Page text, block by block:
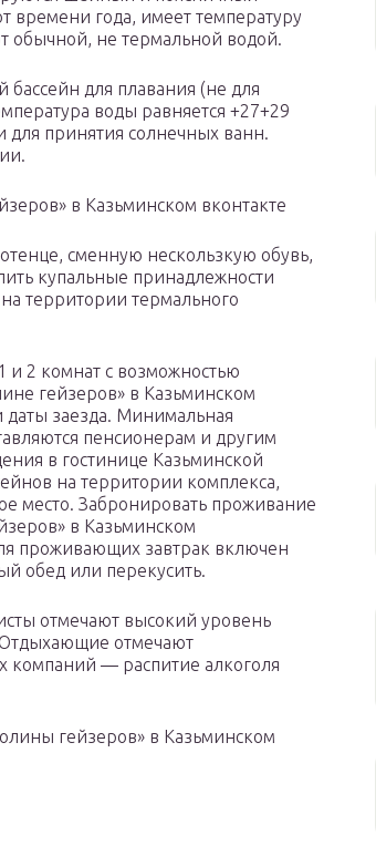
времени года, имеет температуру
обычной, не термальной водой.
для плавания (не для
воды равняется +27+29
для принятия солнечных ванн.
в Казьминском вконтакте
сменную нескользкую обувь,
купальные принадлежности
территории термального
и 2 комнат с возможностью
гейзеров» в Казьминском
даты заезда. Минимальная
пенсионерам и другим
в гостинице Казьминской
на территории комплекса,
место. Забронировать проживание
в Казьминском
проживающих завтрак включен
обед или перекусить.
отмечают высокий уровень
Отдыхающие отмечают
компаний — распитие алкоголя
гейзеров» в Казьминском